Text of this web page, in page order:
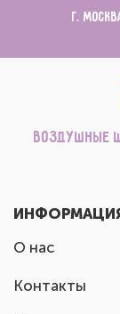
г.
Воздушные
О нас
Контакты